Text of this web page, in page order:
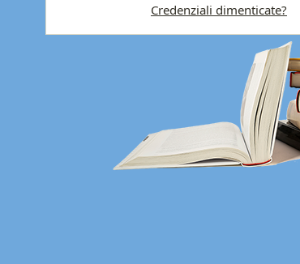
Credenziali dimenticate?